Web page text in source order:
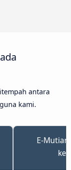
antara
kami.
E-